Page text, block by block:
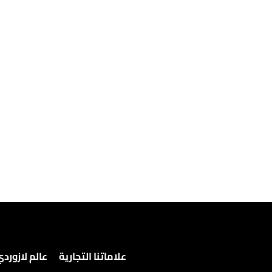
علاماتنا التجارية
عالم